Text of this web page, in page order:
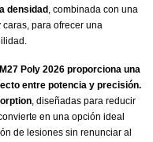
densidad , combinada con una
caras, para ofrecer una
M27 Poly 2026 proporciona una
entre potencia y precisión.
, diseñadas para reducir
en una opción ideal
de lesiones sin renunciar al